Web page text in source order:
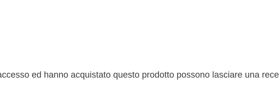
ed hanno acquistato questo prodotto possono lasciare una